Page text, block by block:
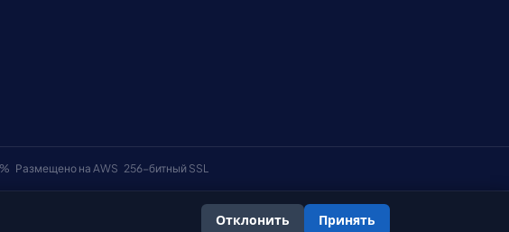
Размещено на AWS 256-битный SSL
Политика использования файлов cookie
Отклонить Принять